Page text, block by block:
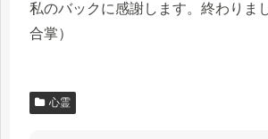
私のバックに感謝します。終わりま
合掌）
心霊